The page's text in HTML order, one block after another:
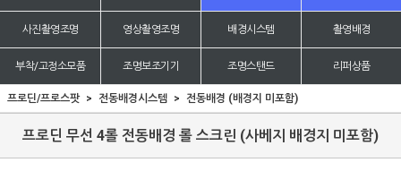
사진촬영조명 영상촬영조명 배경시스템 촬영배경
부착/고정소모품 조명보조기기 조명스탠드 리퍼상품
프로딘/프로스팟 전동배경시스템 전동배경 (배경지 미포함)
프로딘 무선 4롤 전동배경 롤 스크린 (사베지 배경지 미포함)